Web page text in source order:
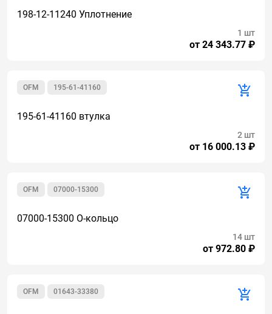
198-12-11240 Уплотнение
от 24 343.77 ₽
1 шт
195-61-41160
OFM
195-61-41160 втулка
от 16 000.13 ₽
2 шт
07000-15300
OFM
07000-15300 О-кольцо
от 972.80 ₽
14 шт
01643-33380
OFM